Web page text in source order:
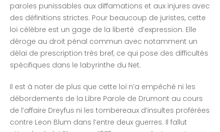
paroles punissables aux diffamations et aux injures avec
des définitions strictes. Pour beaucoup de juristes, cette
loi célèbre est un gage de la liberté d’expression. Elle
déroge au droit pénal commun avec notamment un
délai de prescription très bref, ce qui pose des difficultés
spécifiques dans le labyrinthe du Net.
Il est à noter de plus que cette loi n’a empêché ni les
débordements de la Libre Parole de Drumont au cours
de l’affaire Dreyfus ni les tombereaux d’insultes proférées
contre Leon Blum dans l’entre deux guerres. Il fallut